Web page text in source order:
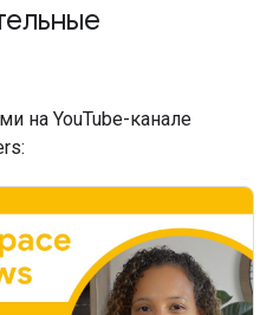
на YouTube-канале